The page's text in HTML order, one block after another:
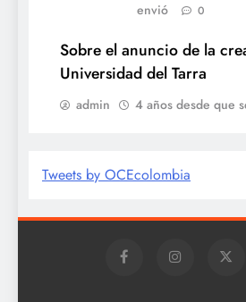
envió
0
Sobre el anuncio de la
Universidad del Tarra
admin 4 años desde que
Tweets by OCEcolombia